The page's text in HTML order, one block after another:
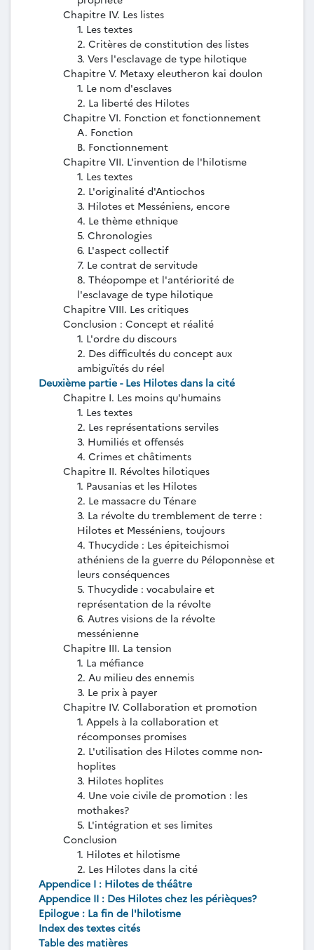
Chapitre IV. Les listes
1. Les textes
2. Critères de constitution des listes
3. Vers l'esclavage de type hilotique
Chapitre V. Metaxy eleutheron kai doulon
1. Le nom d'esclaves
2. La liberté des Hilotes
Chapitre VI. Fonction et fonctionnement
A. Fonction
B. Fonctionnement
Chapitre VII. L'invention de l'hilotisme
1. Les textes
2. L'originalité d'Antiochos
3. Hilotes et Messéniens, encore
4. Le thème ethnique
5. Chronologies
6. L'aspect collectif
7. Le contrat de servitude
8. Théopompe et l'antériorité de
l'esclavage de type hilotique
Chapitre VIII. Les critiques
Conclusion : Concept et réalité
1. L'ordre du discours
2. Des difficultés du concept aux
ambiguïtés du réel
Deuxième partie - Les Hilotes dans la cité
Chapitre I. Les moins qu'humains
1. Les textes
2. Les représentations serviles
3. Humiliés et offensés
4. Crimes et châtiments
Chapitre II. Révoltes hilotiques
1. Pausanias et les Hilotes
2. Le massacre du Ténare
3. La révolte du tremblement de terre :
Hilotes et Messéniens, toujours
4. Thucydide : Les épiteichismoi
athéniens de la guerre du Péloponnèse et
leurs conséquences
5. Thucydide : vocabulaire et
représentation de la révolte
6. Autres visions de la révolte
messénienne
Chapitre III. La tension
1. La méfiance
2. Au milieu des ennemis
3. Le prix à payer
Chapitre IV. Collaboration et promotion
1. Appels à la collaboration et
récomponses promises
2. L'utilisation des Hilotes comme non-
hoplites
3. Hilotes hoplites
4. Une voie civile de promotion : les
mothakes?
5. L'intégration et ses limites
Conclusion
1. Hilotes et hilotisme
2. Les Hilotes dans la cité
Appendice I : Hilotes de théâtre
Appendice II : Des Hilotes chez les périèques?
Epilogue : La fin de l'hilotisme
Index des textes cités
Table des matières